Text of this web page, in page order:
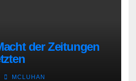
der Zeitungen
MCLUHAN